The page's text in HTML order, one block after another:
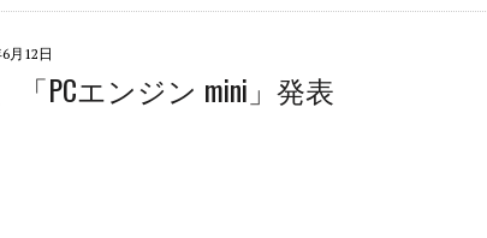
月12日
「PCエンジン mini」発表